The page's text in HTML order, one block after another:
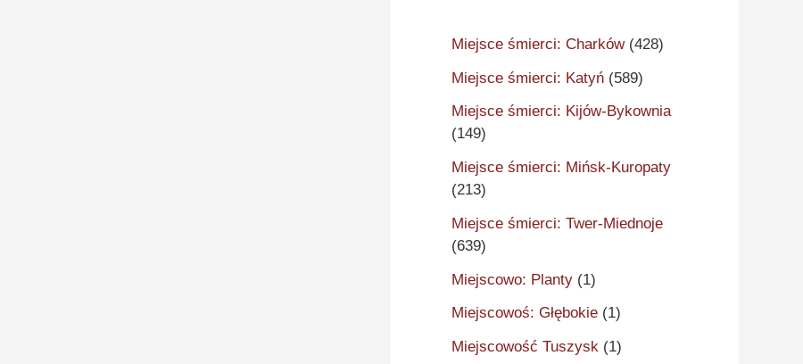
Miejsce śmierci: Charków(428)
Miejsce śmierci: Katyń (589)
Miejsce śmierci: Kijów-Bykownia
(149)
Miejsce śmierci: Mińsk-Kuropaty
(213)
Miejsce śmierci: Twer-Miednoje
(639)
Miejscowo: Planty (1)
Miejscowoś: Głębokie (1)
Miejscowość Tuszysk (1)